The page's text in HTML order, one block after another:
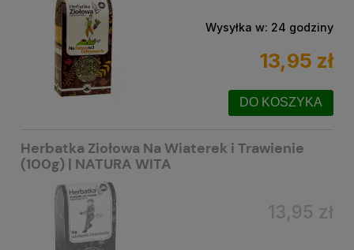
Wysyłka w: 24 godziny
13,95 zł
DO KOSZYKA
Herbatka Ziołowa Na Wiaterek i Trawienie
(100g) | NATURA WITA
13,95 zł